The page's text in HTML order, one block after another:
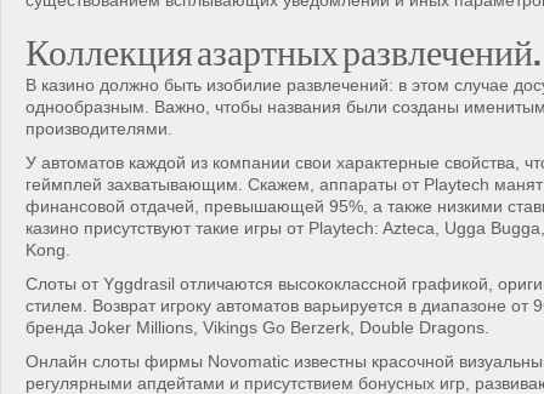
Коллекция азартных развлечений.
В казино должно быть изобилие развлечений: в этом случае
однообразным. Важно, чтобы названия были созданы
производителями.
У автоматов каждой из компании свои характерные свойства,
геймплей захватывающим. Скажем, аппараты от Playtech
финансовой отдачей, превышающей 95%, а также низкими
казино присутствуют такие игры от Playtech: Azteca, Ugga
Kong.
Слоты от Yggdrasil отличаются высококлассной графикой,
стилем. Возврат игроку автоматов варьируется в диапазоне
бренда Joker Millions, Vikings Go Berzerk, Double Dragons.
Онлайн слоты фирмы Novomatic известны красочной
регулярными апдейтами и присутствием бонусных игр,